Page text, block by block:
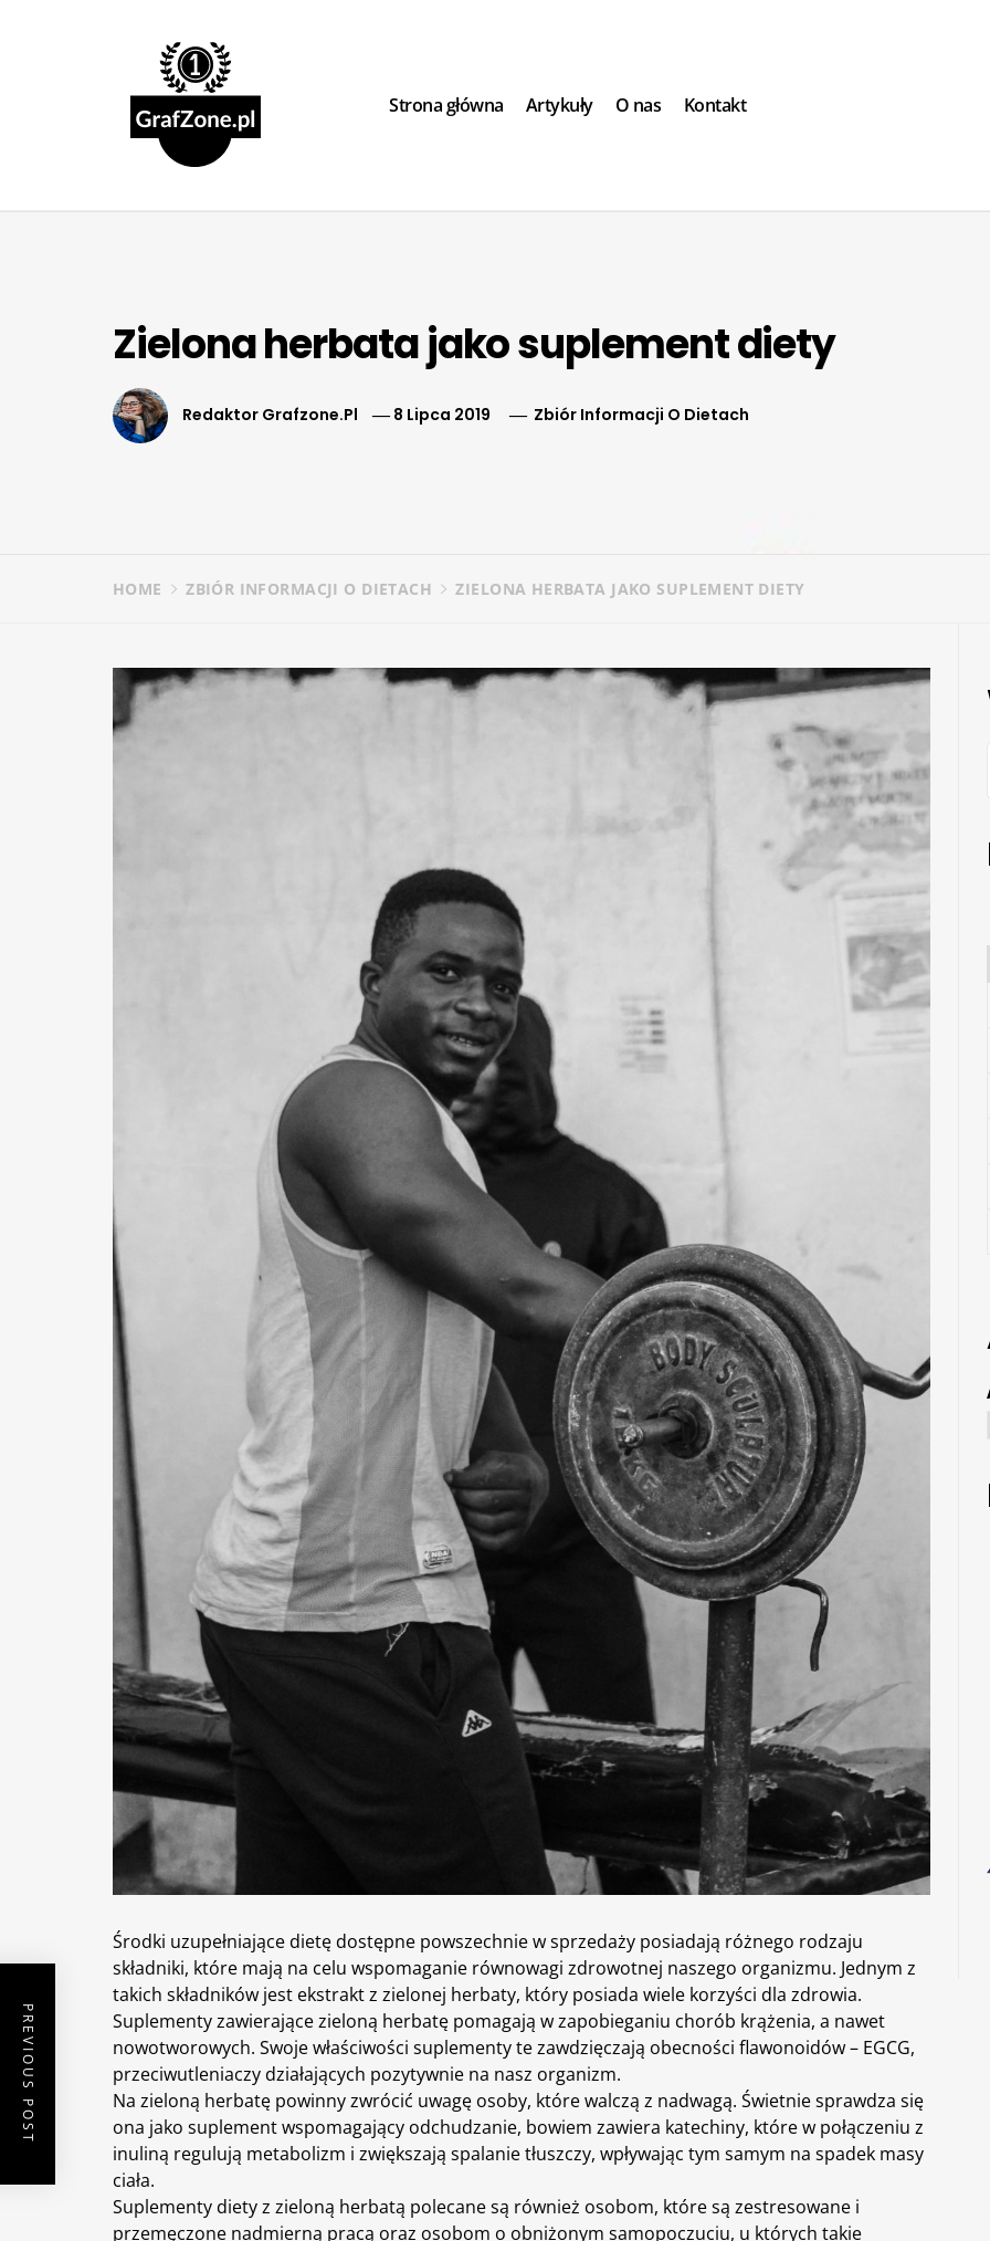
Strona główna Artykuły O nas Kontakt
Zielona herbata jako suplement diety
Redaktor Grafzone.pl 8 Lipca 2019 Zbiór Informacji O Dietach
HOME ZBIÓR INFORMACJI O DIETACH ZIELONA HERBATA JAKO SUPLEMENT DIETY
Środki uzupełniającedietędostępne powszechnie w sprzedaży posiadają różnego rodzaju
składniki, które mają na celu wspomaganie równowagi zdrowotnej naszego organizmu. Jednym z
takich składników jest ekstrakt z zielonej herbaty, który posiada wiele korzyści dla zdrowia.
Suplementy zawierające zieloną herbatę pomagają w zapobieganiu chorób krążenia, a nawet
nowotworowych. Swoje właściwości suplementy te zawdzięczają obecności flawonoidów – EGCG,
przeciwutleniaczy działających pozytywnie na nasz organizm.
Na zieloną herbatę powinny zwrócić uwagę osoby, które walczą z nadwagą. Świetnie sprawdza się
ona jako suplement wspomagający odchudzanie, bowiem zawiera katechiny, które w połączeniu z
inuliną regulują metabolizm i zwiększają spalanie tłuszczy, wpływając tym samym na spadek masy
ciała.
Suplementy dietyz zieloną herbatą polecane są również osobom, które są zestresowane i
przemęczone nadmierną pracą oraz osobom o obniżonym samopoczuciu, u których takie
PREVIOUS POST